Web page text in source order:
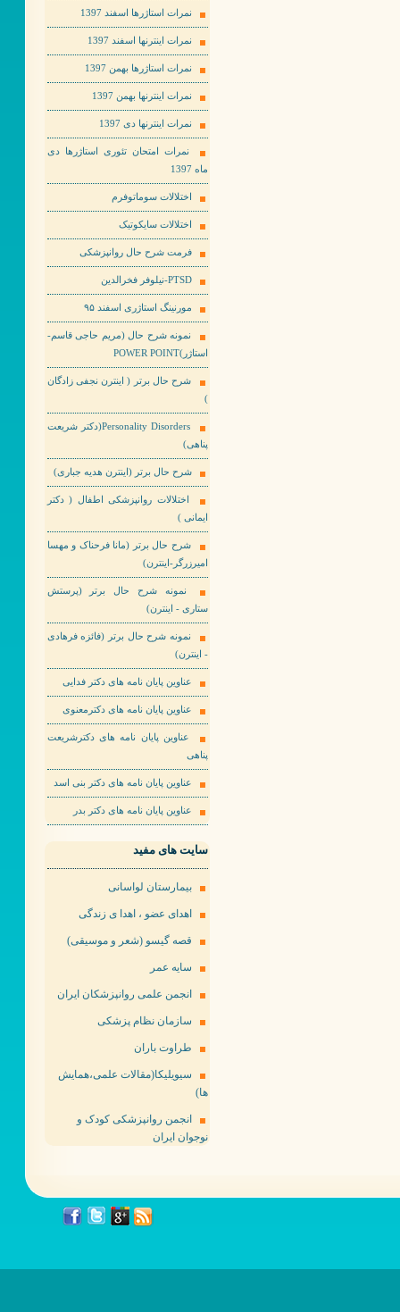
نمرات استاژرها اسفند 1397
نمرات اینترنها اسفند 1397
نمرات استاژرها بهمن 1397
نمرات اینترنها بهمن 1397
نمرات اینترنها دی 1397
نمرات امتحان تئوری استاژرها دی
ماه 1397
اختلالات سوماتوفرم
اختلالات سایکوتیک
فرمت شرح حال روانپزشکی
PTSD-نیلوفر فخرالدین
مورنینگ استاژری اسفند ۹۵
نمونه شرح حال (مریم حاجی قاسم-
استاژر)POWER POINT
شرح حال برتر ( اینترن نجفی زادگان
)
Personality Disorders(دکتر شریعت
پناهی)
شرح حال برتر (اینترن هدیه جباری)
اختلالات روانپزشکی اطفال ( دکتر
ایمانی )
شرح حال برتر (مانا فرحناک و مهسا
امیرزرگر-اینترن)
نمونه شرح حال برتر (پرستش
ستاری - اینترن)
نمونه شرح حال برتر (فائزه فرهادی
- اینترن)
عناوین پایان نامه های دکتر فدایی
عناوین پایان نامه های دکترمعنوی
عناوین پایان نامه های دکترشریعت
پناهی
عناوین پایان نامه های دکتر بنی اسد
عناوین پایان نامه های دکتر بدر
سایت های مفید
بیمارستان لواسانی
اهدای عضو ، اهدا ی زندگی
قصه گیسو (شعر و موسیقی)
سایه عمر
انجمن علمی روانپزشکان ایران
سازمان نظام پزشکی
طراوت باران
سیویلیکا(مقالات علمی،همایش
ها)
انجمن روانپزشکی کودک و
نوجوان ایران